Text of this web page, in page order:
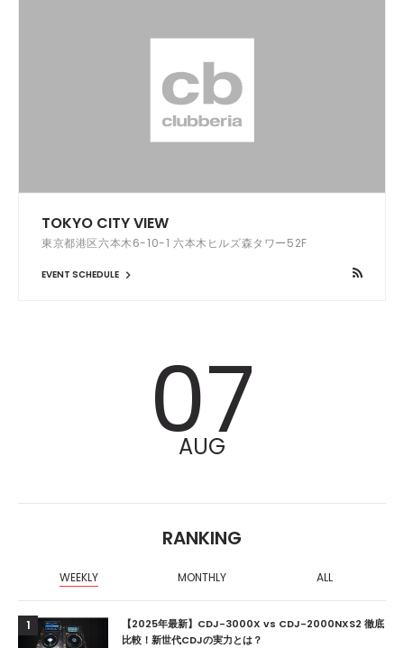
TOKYO CITY VIEW
東京都港区六本木6-10-1 六本木ヒルズ森タワー52F
EVENT SCHEDULE
07
AUG
RANKING
WEEKLY MONTHLY ALL
1
【2025年最新】CDJ-3000X vs CDJ-2000NXS2 徹底
比較！新世代CDJの実力とは？